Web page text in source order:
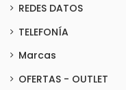
REDES DATOS
TELEFONÍA
Marcas
OFERTAS - OUTLET